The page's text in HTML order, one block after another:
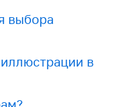
выбора
в